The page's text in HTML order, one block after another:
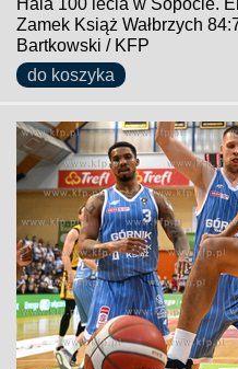
Hala 100 lecia w Sopocie.
Zamek Książ Wałbrzych
Bartkowski / KFP
do koszyka